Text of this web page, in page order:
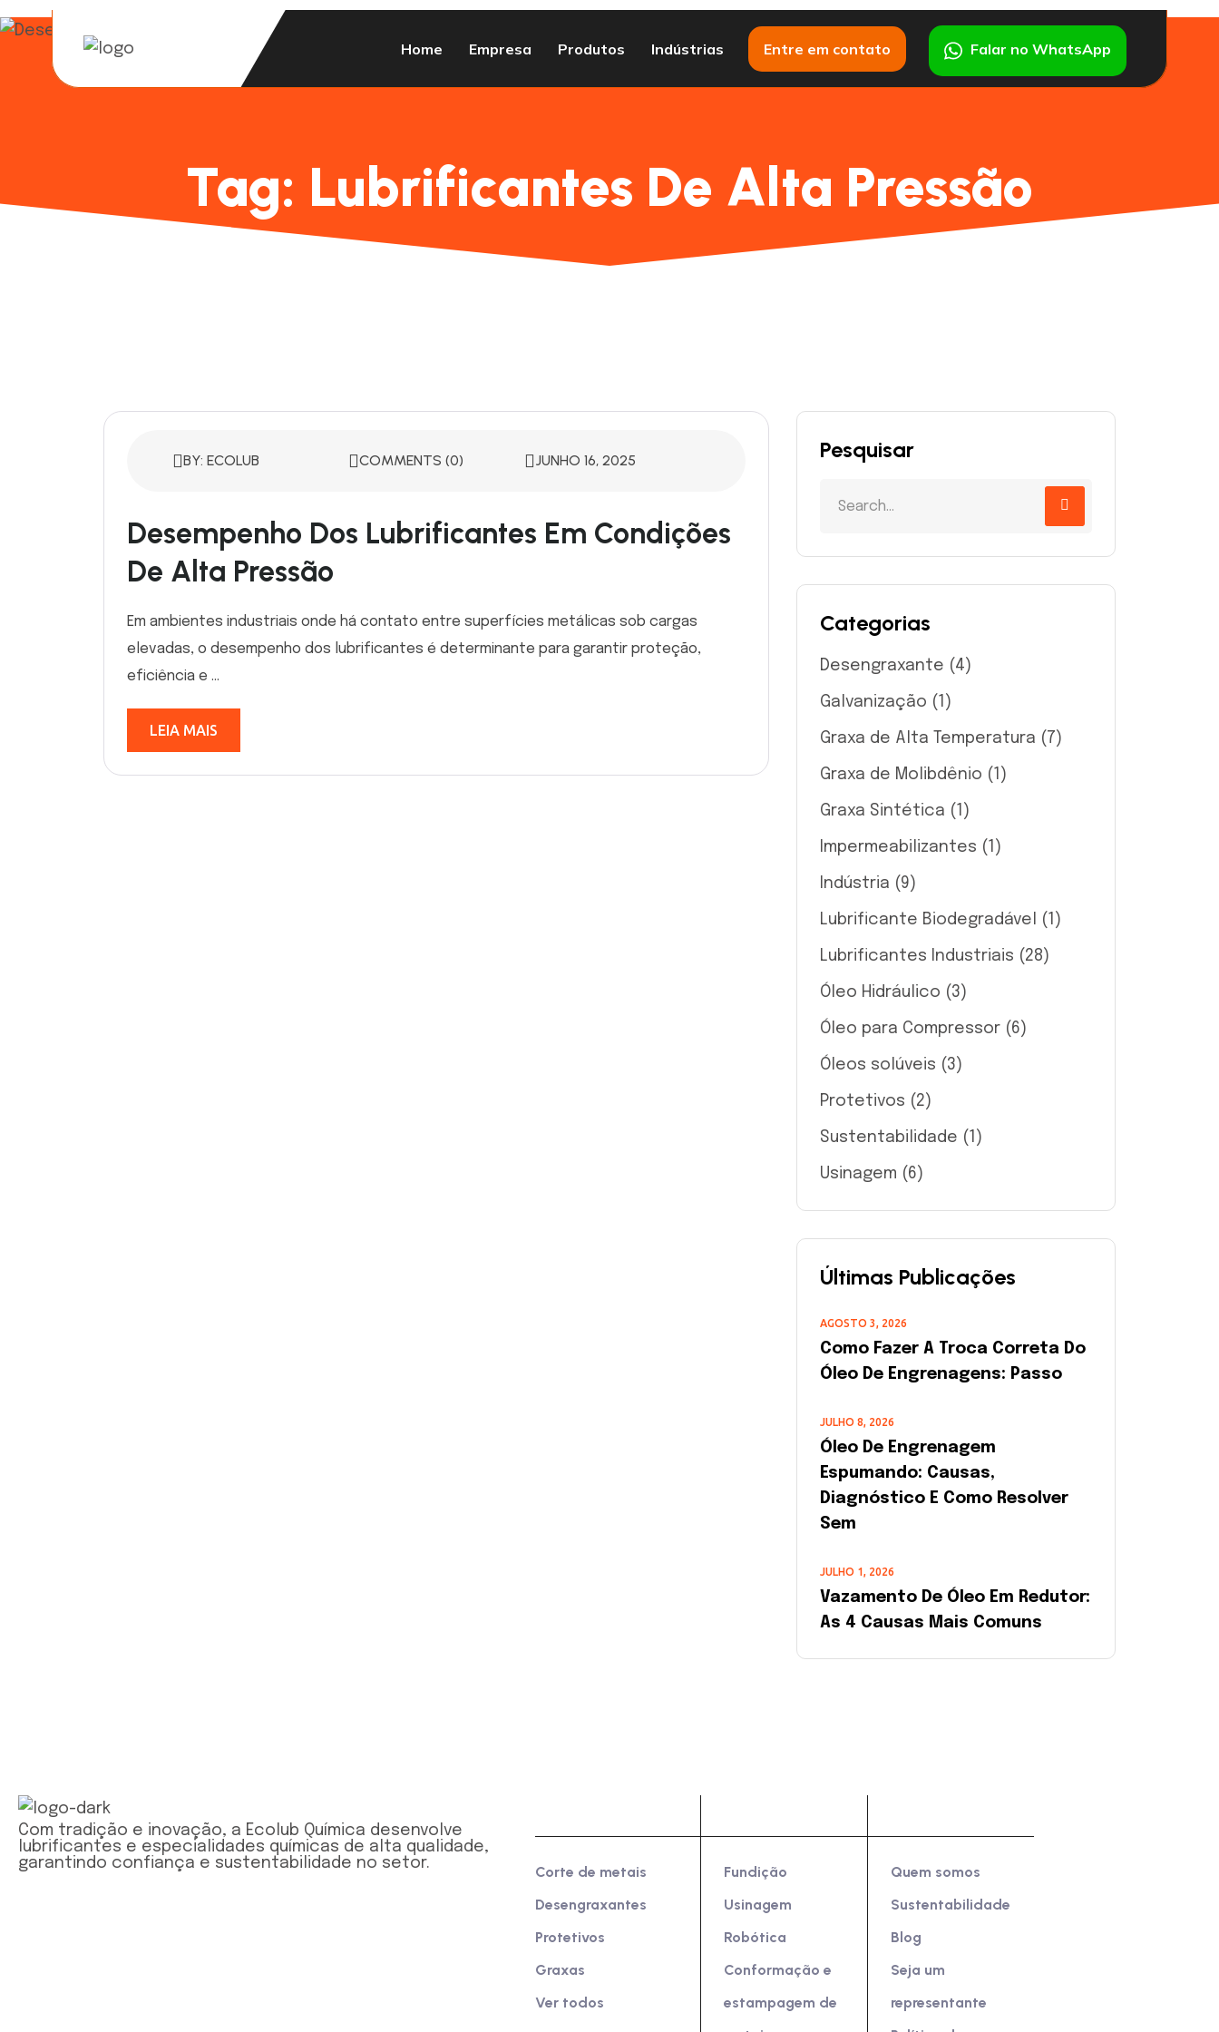
Home Empresa Produtos Indústrias Entre em contato Falar no WhatsApp
Tag: Lubrificantes De Alta Pressão
BY: ECOLUB COMMENTS (0) JUNHO 16, 2025
Desempenho Dos Lubrificantes Em Condições
De Alta Pressão
Em ambientes industriais onde há contato entre superfícies metálicas sob cargas
elevadas, o desempenho dos lubrificantes é determinante para garantir proteção,
eficiência e ...
LEIA MAIS
Pesquisar
Categorias
Desengraxante (4)
Galvanização (1)
Graxa de Alta Temperatura (7)
Graxa de Molibdênio (1)
Graxa Sintética (1)
Impermeabilizantes (1)
Indústria (9)
Lubrificante Biodegradável (1)
Lubrificantes Industriais (28)
Óleo Hidráulico (3)
Óleo para Compressor (6)
Óleos solúveis (3)
Protetivos (2)
Sustentabilidade (1)
Usinagem (6)
Últimas Publicações
AGOSTO 3, 2026
Como Fazer A Troca Correta Do
Óleo De Engrenagens: Passo
JULHO 8, 2026
Óleo De Engrenagem
Espumando: Causas,
Diagnóstico E Como Resolver
Sem
JULHO 1, 2026
Vazamento De Óleo Em Redutor:
As 4 Causas Mais Comuns
Com tradição e inovação, a Ecolub Química desenvolve
lubrificantes e especialidades químicas de alta qualidade,
garantindo confiança e sustentabilidade no setor.
Corte de metais
Desengraxantes
Protetivos
Graxas
Ver todos
Fundição
Usinagem
Robótica
Conformação e
estampagem de
Quem somos
Sustentabilidade
Blog
Seja um
representante